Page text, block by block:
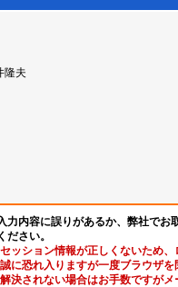
夫
力内容に誤りがあるか、弊社でお
ださい。
セッション情報が正しくないため、
誠に恐れ入りますが一度ブラウザを
解決されない場合はお手数ですがメ